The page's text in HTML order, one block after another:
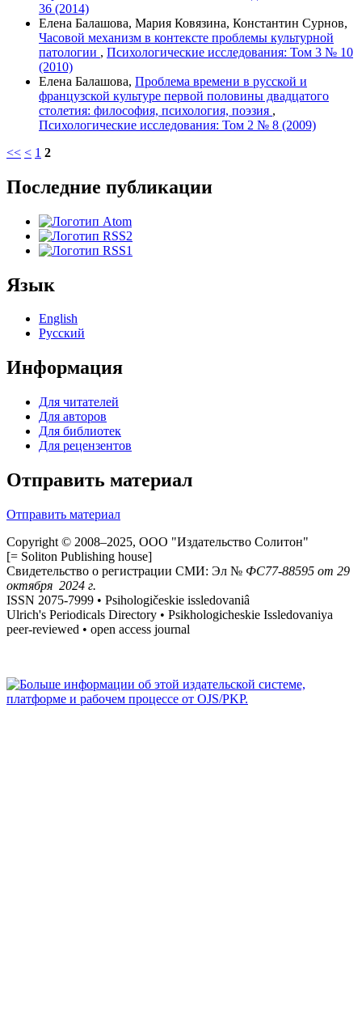
36 (2014)
Елена Балашова, Мария Ковязина, Константин Сурнов,
Часовой механизм в контексте проблемы культурной
патологии , Психологические исследования: Том 3 № 10
(2010)
Елена Балашова, Проблема времени в русской и
французской культуре первой половины двадцатого
столетия: философия, психология, поэзия ,
Психологические исследования: Том 2 № 8 (2009)
<< < 1 2
Последние публикации
Язык
English
Русский
Информация
Для читателей
Для авторов
Для библиотек
Для рецензентов
Отправить материал
Отправить материал
Copyright © 2008–2025, ООО "Издательство Солитон"
[= Soliton Publishing house]
Свидетельство о регистрации СМИ: Эл № ФС77-88595 от 29
октября 2024 г.
ISSN 2075-7999 • Psihologičeskie issledovaniâ
Ulrich's Periodicals Directory • Psikhologicheskie Issledovaniya
peer-reviewed • open access journal